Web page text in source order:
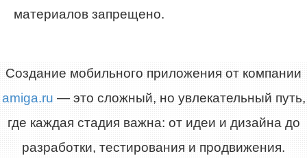
материалов запрещено.
Создание мобильного приложения от компании
amiga.ru — это сложный, но увлекательный путь,
где каждая стадия важна: от идеи и дизайна до
разработки, тестирования и продвижения.